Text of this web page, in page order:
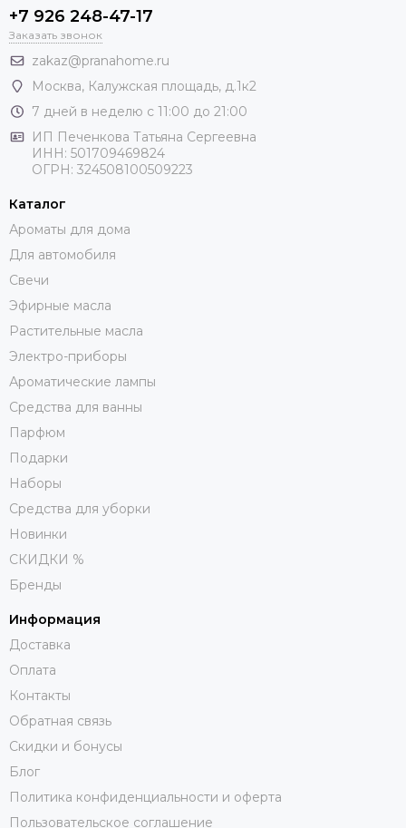
+7 926 248-47-17
Заказать звонок
zakaz@pranahome.ru
Москва, Калужская площадь, д.1к2
7 дней в неделю с 11:00 до 21:00
ИП Печенкова Татьяна Сергеевна
ИНН: 501709469824
ОГРН: 324508100509223
Каталог
Ароматы для дома
Для автомобиля
Свечи
Эфирные масла
Растительные масла
Электро-приборы
Ароматические лампы
Средства для ванны
Парфюм
Подарки
Наборы
Средства для уборки
Новинки
СКИДКИ %
Бренды
Информация
Доставка
Оплата
Контакты
Обратная связь
Скидки и бонусы
Блог
Политика конфиденциальности и оферта
Пользовательское соглашение